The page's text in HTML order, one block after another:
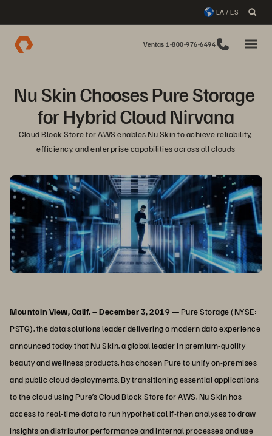
LA / ES
Ventas 1-800-976-6494
Nu Skin Chooses Pure Storage
for Hybrid Cloud Nirvana
Cloud Block Store for AWS enables Nu Skin to achieve reliability,
efficiency, and enterprise capabilities across all clouds
Mountain View, Calif. – December 3, 2019 —Pure Storage (NYSE:
PSTG), the data solutions leader delivering a modern data experience
announced today thatNu Skin, a global leader in premium-quality
beauty and wellness products, has chosen Pure to unify on-premises
and public cloud deployments. By transitioning essential applications
to the cloud using Pure’s Cloud Block Store for AWS, Nu Skin has
access to real-time data to run hypothetical if-then analyses to draw
insights on distributor performance and internal processes and use